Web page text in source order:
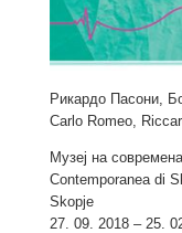
Рикардо Пасони,
Carlo Romeo,
Музеј на
Contemporanea di
Skopje
27. 09. 2018 – 25.